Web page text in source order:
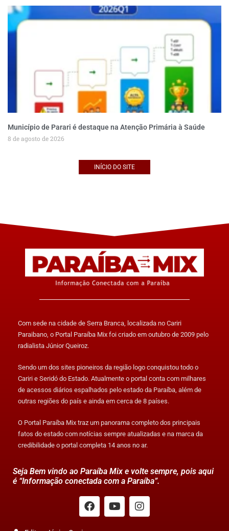
Município de Parari é destaque na Atenção Primária à Saúde
8 de agosto de 2026
INÍCIO DO SITE
Com sede na cidade de Serra Branca, localizada no Cariri
Paraibano, o Portal Paraíba Mix foi criado em outubro de 2009 pelo
radialista Júnior Queiroz.
Sendo um dos sites pioneiros da região logo conquistou todo o
Cariri e Seridó do Estado. Atualmente o portal conta com milhares
de acessos diários espalhados pelo estado da Paraíba, além de
outras regiões do país e ainda em cerca de 8 países.
O Portal Paraíba Mix traz um panorama completo dos principais
fatos do estado com notícias sempre atualizadas e na marca da
credibilidade o portal completa 14 anos no ar.
Seja Bem vindo ao Paraíba Mix e volte sempre, pois aqui
é “Informação conectada com a Paraíba”.